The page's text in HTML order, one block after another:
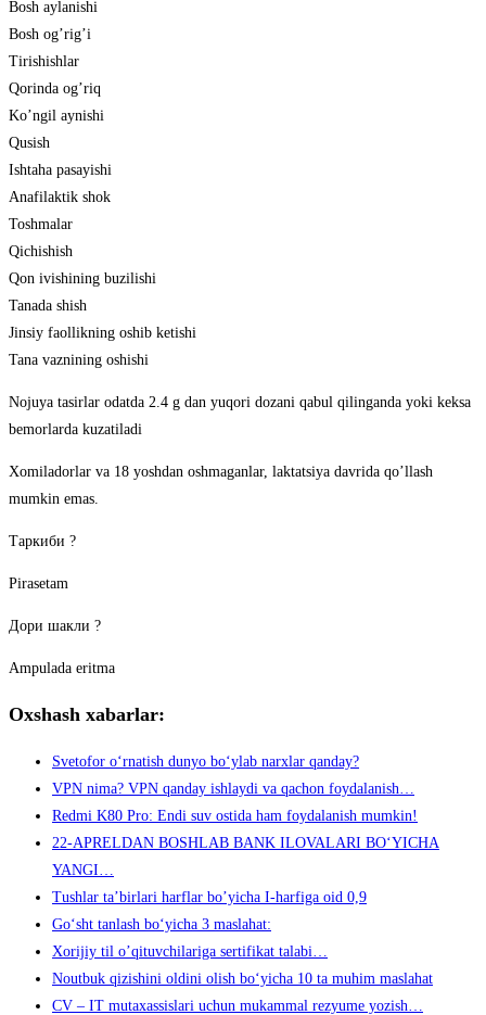
Bosh aylanishi
Bosh og’rig’i
Tirishishlar
Qorinda og’riq
Ko’ngil aynishi
Qusish
Ishtaha pasayishi
Anafilaktik shok
Toshmalar
Qichishish
Qon ivishining buzilishi
Tanada shish
Jinsiy faollikning oshib ketishi
Tana vaznining oshishi
Nojuya tasirlar odatda 2.4 g dan yuqori dozani qabul qilinganda yoki keksa
bemorlarda kuzatiladi
Xomiladorlar va 18 yoshdan oshmaganlar, laktatsiya davrida qo’llash
mumkin emas.
Таркиби ?
Pirasetam
Дори шакли ?
Ampulada eritma
Oxshash xabarlar:
Svetofor oʻrnatish dunyo boʻylab narxlar qanday?
VPN nima? VPN qanday ishlaydi va qachon foydalanish…
Redmi K80 Pro: Endi suv ostida ham foydalanish mumkin!
22-APRELDAN BOSHLAB BANK ILOVALARI BO‘YICHA
YANGI…
Tushlar ta’birlari harflar bo’yicha I-harfiga oid 0,9
Go‘sht tanlash bo‘yicha 3 maslahat:
Xorijiy til o’qituvchilariga sertifikat talabi…
Noutbuk qizishini oldini olish bo‘yicha 10 ta muhim maslahat
CV – IT mutaxassislari uchun mukammal rezyume yozish…